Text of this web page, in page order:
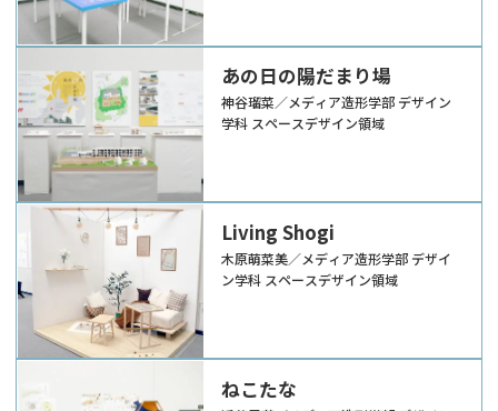
あの日の陽だまり場
神谷瑠菜／メディア造形学部 デザイン
学科 スペースデザイン領域
Living Shogi
木原萌菜美／メディア造形学部 デザイ
ン学科 スペースデザイン領域
ねこたな